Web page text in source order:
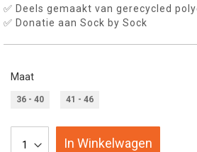
✅ Deels gemaakt van gerecycled
✅ Donatie aan Sock by Sock
Maat
36 - 40 41 - 46
In Winkelwagen